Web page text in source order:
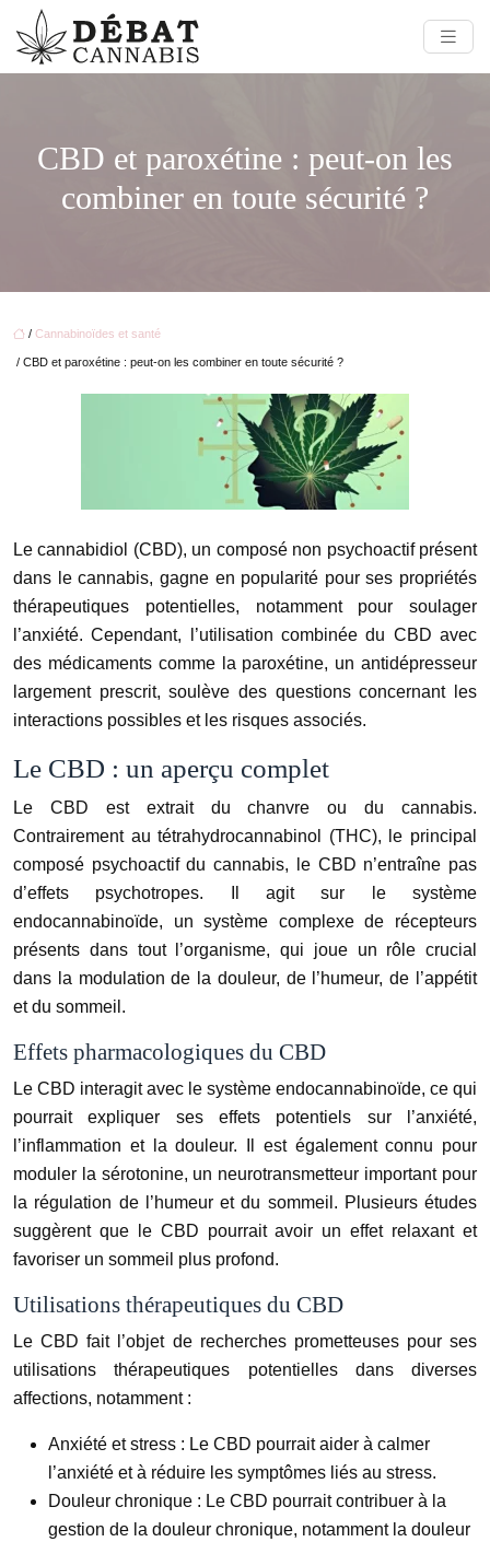
CBD et paroxétine : peut-on les
combiner en toute sécurité ?
/ Cannabinoïdes et santé
/ CBD et paroxétine : peut-on les combiner en toute sécurité ?
Le cannabidiol (CBD), un composé non psychoactif présent
dans le cannabis, gagne en popularité pour ses propriétés
thérapeutiques potentielles, notamment pour soulager
l’anxiété. Cependant, l’utilisation combinée du CBD avec
des médicaments comme la paroxétine, un antidépresseur
largement prescrit, soulève des questions concernant les
interactions possibles et les risques associés.
Le CBD : un aperçu complet
Le CBD est extrait du chanvre ou du cannabis.
Contrairement au tétrahydrocannabinol (THC), le principal
composé psychoactif du cannabis, le CBD n’entraîne pas
d’effets psychotropes. Il agit sur le système
endocannabinoïde, un système complexe de récepteurs
présents dans tout l’organisme, qui joue un rôle crucial
dans la modulation de la douleur, de l’humeur, de l’appétit
et du sommeil.
Effets pharmacologiques du CBD
Le CBD interagit avec le système endocannabinoïde, ce qui
pourrait expliquer ses effets potentiels sur l’anxiété,
l’inflammation et la douleur. Il est également connu pour
moduler la sérotonine, un neurotransmetteur important pour
la régulation de l’humeur et du sommeil. Plusieurs études
suggèrent que le CBD pourrait avoir un effet relaxant et
favoriser un sommeil plus profond.
Utilisations thérapeutiques du CBD
Le CBD fait l’objet de recherches prometteuses pour ses
utilisations thérapeutiques potentielles dans diverses
affections, notamment :
Anxiété et stress : Le CBD pourrait aider à calmer
l’anxiété et à réduire les symptômes liés au stress.
Douleur chronique : Le CBD pourrait contribuer à la
gestion de la douleur chronique, notamment la douleur